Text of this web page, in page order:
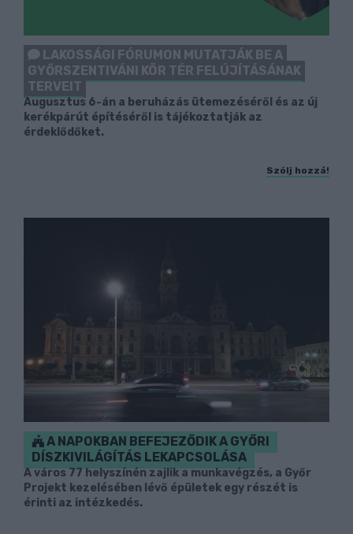
LAKOSSÁGI FÓRUMON MUTATJÁK BE A
GYŐRSZENTIVÁNI KÖR TÉR FELÚJÍTÁSÁNAK
TERVEIT
Augusztus 6-án a beruházás ütemezéséről és az új
kerékpárút építéséről is tájékoztatják az
érdeklődőket.
Szólj hozzá!
A NAPOKBAN BEFEJEZŐDIK A GYŐRI
DÍSZKIVILÁGÍTÁS LEKAPCSOLÁSA
A város 77 helyszínén zajlik a munkavégzés, a Győr
Projekt kezelésében lévő épületek egy részét is
érinti az intézkedés.